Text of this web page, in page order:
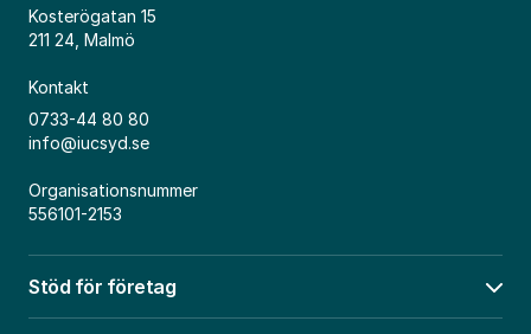
Kosterögatan 15
211 24, Malmö
Kontakt
0733-44 80 80
info@iucsyd.se
Organisationsnummer
556101-2153
Stöd för företag